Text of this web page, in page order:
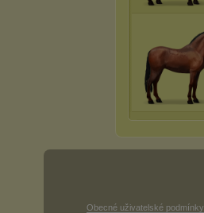
Obecné uživatelské podmínky